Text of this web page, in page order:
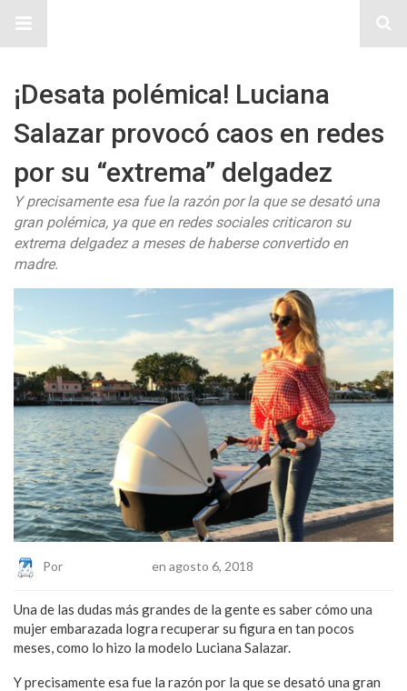
¡Desata polémica! Luciana
Salazar provocó caos en redes
por su “extrema” delgadez
Y precisamente esa fue la razón por la que se desató una
gran polémica, ya que en redes sociales criticaron su
extrema delgadez a meses de haberse convertido en
madre.
Por en agosto 6, 2018
Una de las dudas más grandes de la gente es saber cómo una
mujer embarazada logra recuperar su figura en tan pocos
meses, como lo hizo la modelo Luciana Salazar.
Y precisamente esa fue la razón por la que se desató una gran